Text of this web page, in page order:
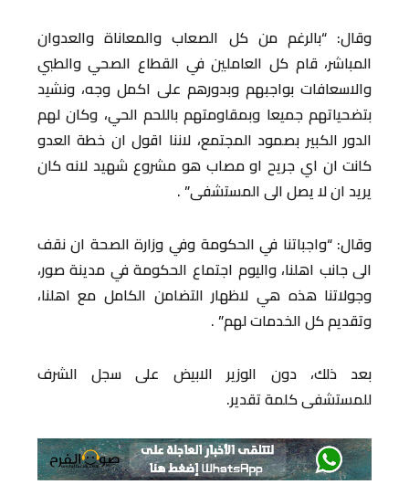
وقال: “بالرغم من كل الصعاب والمعاناة والعدوان
المباشر، قام كل العاملين في القطاع الصحي والطبي
والاسعافات بواجبهم وبدورهم على اكمل وجه، ونشيد
بتضحياتهم جميعا وبمقاومتهم باللحم الحي، وكان لهم
الدور الكبير بصمود المجتمع، لاننا اقول ان خطة العدو
كانت ان اي جريح او مصاب هو مشروع شهيد لانه كان
يريد ان لا يصل الى المستشفى” .
وقال: “واجباتنا في الحكومة وفي وزارة الصحة ان نقف
الى جانب اهلنا، واليوم اجتماع الحكومة في مدينة صور،
وجولاتنا هذه هي لاظهار التضامن الكامل مع اهلنا،
وتقديم كل الخدمات لهم” .
بعد ذلك، دون الوزير الابيض على سجل الشرف
للمستشفى كلمة تقدير.